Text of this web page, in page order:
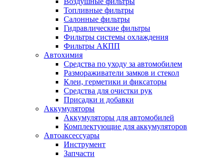
Топливные фильтры
Салонные фильтры
Гидравлические фильтры
Фильтры системы охлаждения
Фильтры АКПП
Автохимия
Средства по уходу за автомобилем
Размораживатели замков и стекол
Клеи, герметики и фиксаторы
Средства для очистки рук
Присадки и добавки
Аккумуляторы
Аккумуляторы для автомобилей
Комплектующие для аккумуляторов
Автоаксессуары
Инструмент
Запчасти